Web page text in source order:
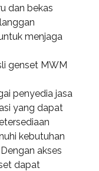
dan bekas
menjaga
genset MWM
penyedia jasa
yang dapat
kebutuhan
akses
dapat